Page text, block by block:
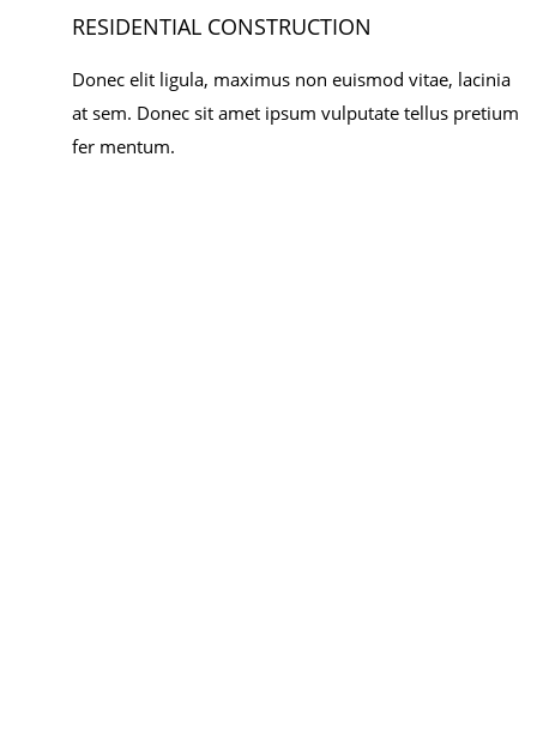
RESIDENTIAL CONSTRUCTION
Donec elit ligula, maximus non euismod vitae, lacinia
at sem. Donec sit amet ipsum vulputate tellus pretium
fer mentum.